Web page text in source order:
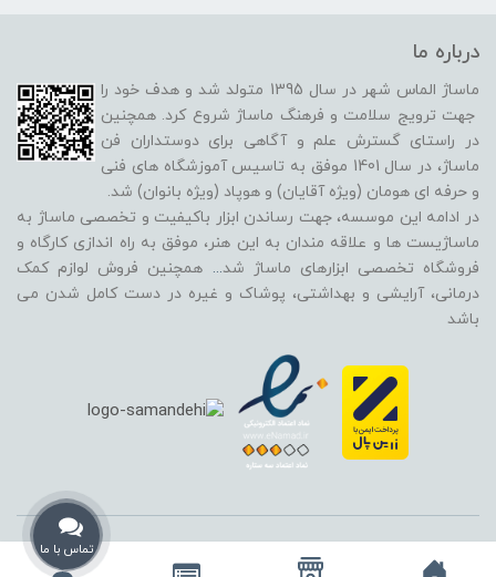
تماس با ما
درباره ما
ماساژ الماس شهر در سال 1395 متولد شد و هدف خود را
جهت ترویج سلامت و فرهنگ ماساژ شروع کرد. همچنین
در راستای گسترش علم و آگاهی برای دوستداران فن
ماساژ، در سال 1401 موفق به تاسیس آموزشگاه های فنی
و حرفه ای هومان (ویژه آقایان) و هوپاد (ویژه بانوان) شد.
در ادامه این موسسه، جهت رساندن ابزار باکیفیت و تخصصی ماساژ به
ماساژیست ها و علاقه مندان به این هنر، موفق به راه اندازی کارگاه و
فروشگاه تخصصی ابزارهای ماساژ شد... همچنین فروش لوازم کمک
درمانی، آرایشی و بهداشتی، پوشاک و غیره در دست کامل شدن می
باشد
استفاده از تمامی مطالب، تصاویر و محتوای سایت فقط برای مقاصد غیر تجاری
و با ذکر منبع بلامانع است و تمامی حقوق این وب‌سایت نیز برای مرکز ماساژ